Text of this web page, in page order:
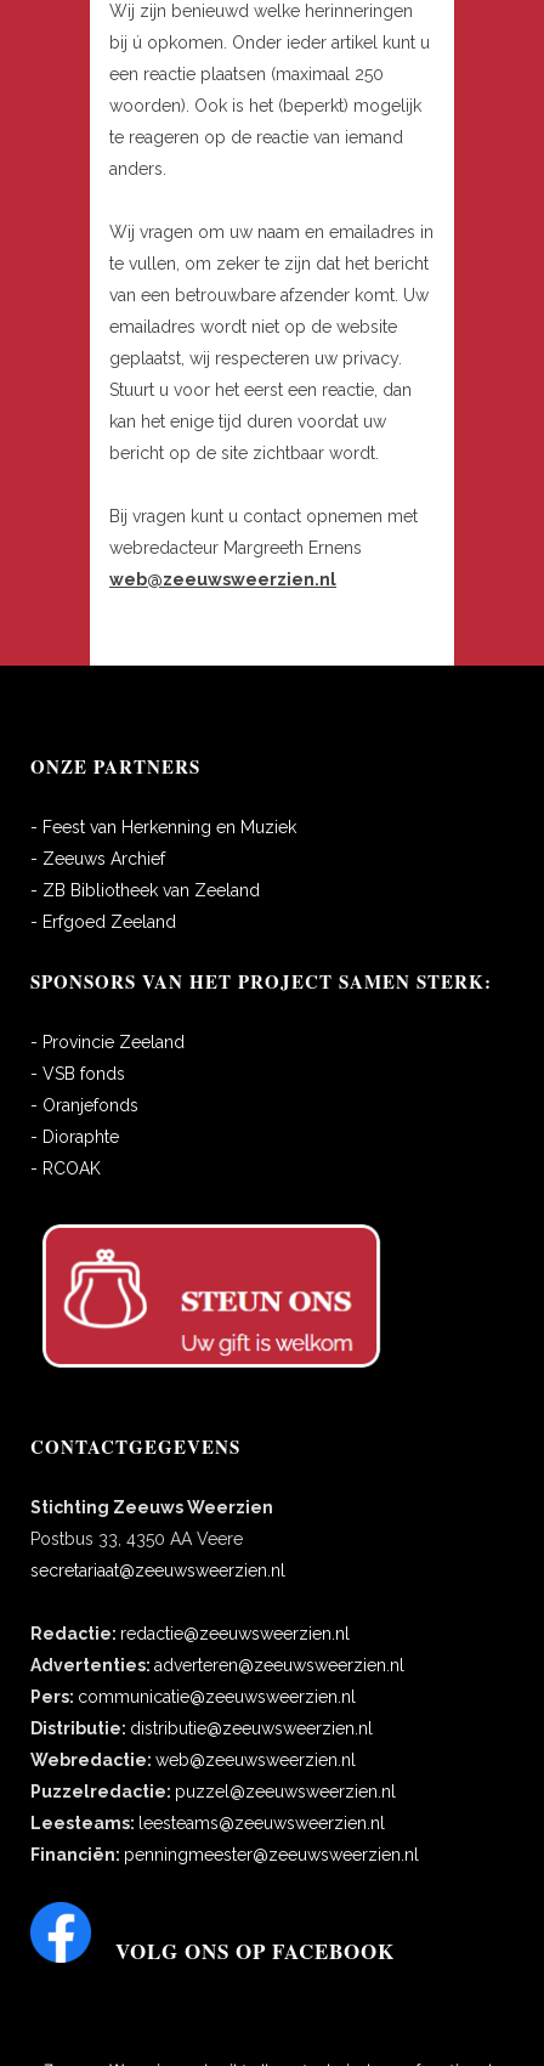
Wij zijn benieuwd welke herinneringen
bij ú opkomen. Onder ieder artikel kunt u
een reactie plaatsen (maximaal 250
woorden). Ook is het (beperkt) mogelijk
te reageren op de reactie van iemand
anders.
Wij vragen om uw naam en emailadres in
te vullen, om zeker te zijn dat het bericht
van een betrouwbare afzender komt. Uw
emailadres wordt niet op de website
geplaatst, wij respecteren uw privacy.
Stuurt u voor het eerst een reactie, dan
kan het enige tijd duren voordat uw
bericht op de site zichtbaar wordt.
Bij vragen kunt u contact opnemen met
webredacteur Margreeth Ernens
web@zeeuwsweerzien.nl
ONZE PARTNERS
- Feest van Herkenning en Muziek
- Zeeuws Archief
- ZB Bibliotheek van Zeeland
- Erfgoed Zeeland
SPONSORS VAN HET PROJECT SAMEN STERK:
- Provincie Zeeland
- VSB fonds
- Oranjefonds
- Dioraphte
- RCOAK
CONTACTGEGEVENS
Stichting Zeeuws Weerzien
Postbus 33, 4350 AA Veere
secretariaat@zeeuwsweerzien.nl
Redactie: redactie@zeeuwsweerzien.nl
Advertenties: adverteren@zeeuwsweerzien.nl
Pers: communicatie@zeeuwsweerzien.nl
Distributie: distributie@zeeuwsweerzien.nl
Webredactie: web@zeeuwsweerzien.nl
Puzzelredactie: puzzel@zeeuwsweerzien.nl
Leesteams: leesteams@zeeuwsweerzien.nl
Financiën: penningmeester@zeeuwsweerzien.nl
VOLG ONS OP FACEBOOK